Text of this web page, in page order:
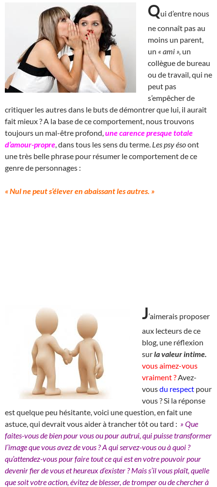
Qui d’entre nous
ne connaît pas au
moins un parent,
un « ami », un
collègue de bureau
ou de travail, qui ne
peut pas
s’empêcher de
critiquer les autres dans le buts de démontrer que lui, il aurait
fait mieux ? A la base de ce comportement, nous trouvons
toujours un mal-être profond, une carence presque totale
d’amour-propre , dans tous les sens du terme. Les psy ésoont
une très belle phrase pour résumer le comportement de ce
genre de personnages :
« Nul ne peut s’élever en abaissant les autres. »
J‘aimerais proposer
aux lecteurs de ce
blog, une réflexion
surla valeur intime.
vous aimez-vous
vraiment ? Avez-
vousdu respect pour
vous ? Si la réponse
est quelque peu hésitante, voici une question, en fait une
astuce, qui devrait vous aider à trancher tôt ou tard : » Que
faites-vous de bien pour vous ou pour autrui, qui puisse transformer
l’image que vous avez de vous ? A qui servez-vous ou à quoi ?
qu’attendez-vous pour faire tout ce qui est en votre pouvoir pour
devenir fier de vous et heureux d’exister ? Mais s’il vous plaît, quelle
que soit votre action, évitez de blesser, de tromper ou de chercher à